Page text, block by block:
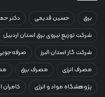
برق حسین قدیمی دکتر
شرکت توزیع نیروی برق استان اردبیل
شرکت گاز استان البرز
مصرف انرژی
مصرف برق
پژوهشگاه مواد و انرژی
کامران